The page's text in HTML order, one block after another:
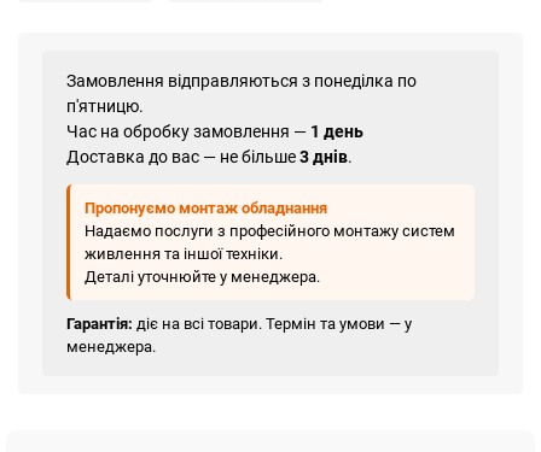
Замовлення відправляються з понеділка по
п'ятницю.
Час на обробку замовлення — 1 день
Доставка до вас — не більше3 днів.
Пропонуємо монтаж обладнання
Надаємо послуги з професійного монтажу систем
живлення та іншої техніки.
Деталі уточнюйте у менеджера.
Гарантія: діє на всі товари. Термін та умови — у
менеджера.